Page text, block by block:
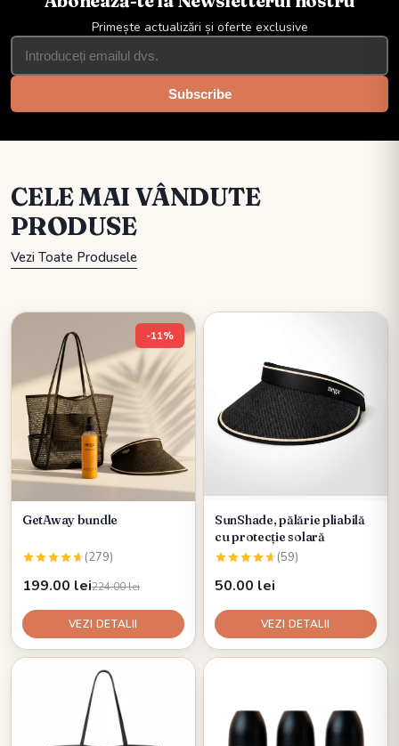
de expunere la soare.
Primește actualizări și oferte exclusive
Subscribe
CELE MAI VÂNDUTE
PRODUSE
Vezi Toate Produsele
-11%
GetAway bundle
(279)
199.00 lei224.00 lei
VEZI DETALII
SunShade, pălărie pliabilă
cu protecție solară
(59)
50.00 lei
VEZI DETALII